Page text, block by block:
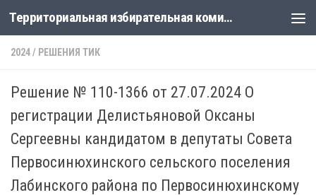
Перейти к содержимому Территориальная избирательная комиссия Лабинская
2024/ РЕШЕНИЯ ТИК
Решение № 110-1366 от 27.07.2024 О
регистрации Делистьяновой Оксаны
Сергеевны кандидатом в депутаты Совета
Первосинюхинского сельского поселения
Лабинского района по Первосинюхинскому